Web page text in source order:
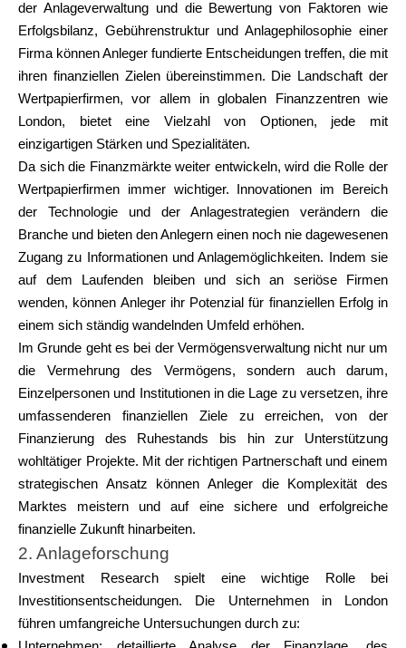
der Anlageverwaltung und die Bewertung von Faktoren wie
Erfolgsbilanz, Gebührenstruktur und Anlagephilosophie einer
Firma können Anleger fundierte Entscheidungen treffen, die mit
ihren finanziellen Zielen übereinstimmen. Die Landschaft der
Wertpapierfirmen, vor allem in globalen Finanzzentren wie
London, bietet eine Vielzahl von Optionen, jede mit
einzigartigen Stärken und Spezialitäten.
Da sich die Finanzmärkte weiter entwickeln, wird die Rolle der
Wertpapierfirmen immer wichtiger. Innovationen im Bereich
der Technologie und der Anlagestrategien verändern die
Branche und bieten den Anlegern einen noch nie dagewesenen
Zugang zu Informationen und Anlagemöglichkeiten. Indem sie
auf dem Laufenden bleiben und sich an seriöse Firmen
wenden, können Anleger ihr Potenzial für finanziellen Erfolg in
einem sich ständig wandelnden Umfeld erhöhen.
Im Grunde geht es bei der Vermögensverwaltung nicht nur um
die Vermehrung des Vermögens, sondern auch darum,
Einzelpersonen und Institutionen in die Lage zu versetzen, ihre
umfassenderen finanziellen Ziele zu erreichen, von der
Finanzierung des Ruhestands bis hin zur Unterstützung
wohltätiger Projekte. Mit der richtigen Partnerschaft und einem
strategischen Ansatz können Anleger die Komplexität des
Marktes meistern und auf eine sichere und erfolgreiche
finanzielle Zukunft hinarbeiten.
2. Anlageforschung
Investment Research spielt eine wichtige Rolle bei
Investitionsentscheidungen. Die Unternehmen in London
führen umfangreiche Untersuchungen durch zu: